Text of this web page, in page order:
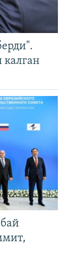
калган